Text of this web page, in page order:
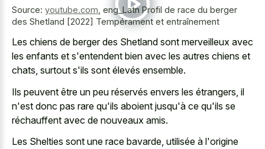
Source: youtube.com eng_Latn Profil de race du berger
des Shetland [2022] Tempérament et entraînement
Les chiens de berger des Shetland sont merveilleux avec
les enfants et s'entendent bien avec les autres chiens et
chats, surtout s'ils sont élevés ensemble.
Ils peuvent être un peu réservés envers les étrangers, il
n'est donc pas rare qu'ils aboient jusqu'à ce qu'ils se
réchauffent avec de nouveaux amis.
Les Shelties sont une race bavarde, utilisée à l'origine